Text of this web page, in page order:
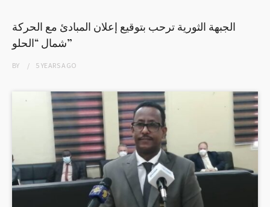
الجبهة الثورية ترحب بتوقيع إعلان المبادئ مع الحركة
شمال “الحلو”
BY 5 YEARSAGO